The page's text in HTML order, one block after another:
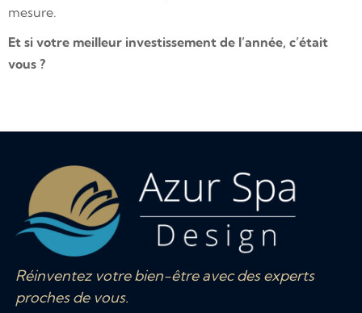
mesure.
Et si votre meilleur investissement de l’année, c’était
vous ?
Réinventez votre bien-être avec des experts
proches de vous.